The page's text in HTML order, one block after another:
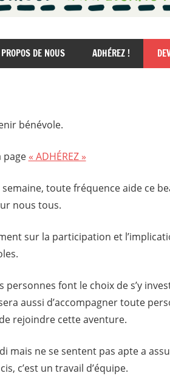
DE NOUS ADHÉREZ !
bénévole.
page « ADHÉREZ »
toute fréquence aide ce
nous tous.
sur la participation et
font le choix de s’y
aussi d’accompagner toute
rejoindre cette aventure.
mais ne se sentent pas apte a
c’est un travail d’équipe.